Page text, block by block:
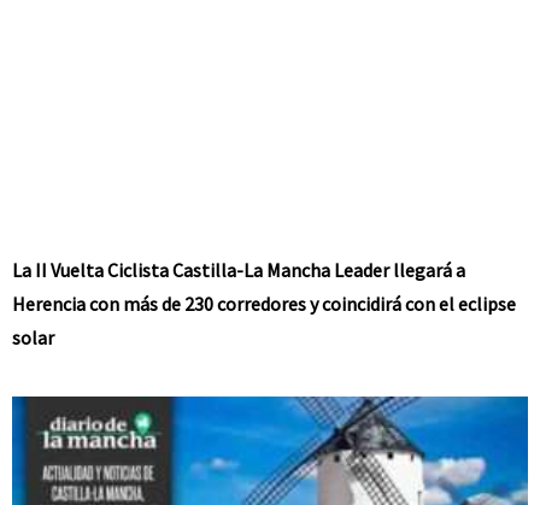
La II Vuelta Ciclista Castilla-La Mancha Leader llegará a
Herencia con más de 230 corredores y coincidirá con el eclipse
solar